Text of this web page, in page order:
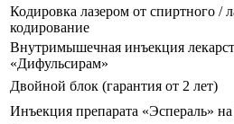
Кодировка лазером от спиртного /
кодирование
Внутримышечная инъекция
«Дифульсирам»
Двойной блок (гарантия от 2 лет)
Инъекция препарата «Эспераль»